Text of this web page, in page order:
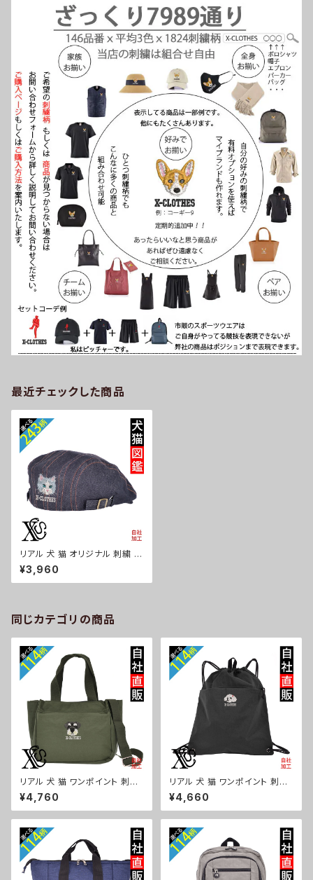
最近チェックした商品
リアル 犬 猫 オリジナル 刺繍 ワ
ンポイント デニム ハンチング メ
ンズ レディース 帽子 ベレー帽
自社ブランド ロゴ グッズ 柄 誕
グ ペキニーズ ori-a-cap31-b
10-s
¥3,960
同じカテゴリの商品
リアル 犬 猫 ワンポイント 刺繍
トート ショルダーバッグ カジュ
アル 軽量 レディース メンズ 雑
貨 グッズ 自社ブランド 柄 ギフト
ザー パグ ビションフリーゼ ori-
a-bg181-b10-s
¥4,760
リアル 犬 猫 ワンポイント 刺繍
撥水 ナイロン ナップサック メン
ズ 大容量 ジム サブバッグ レデ
ィース 雑貨 グッズ 自社ブランド
シュナウザー パグ ビションフリ
ーゼ ori-a-bg180-b10-s
¥4,660